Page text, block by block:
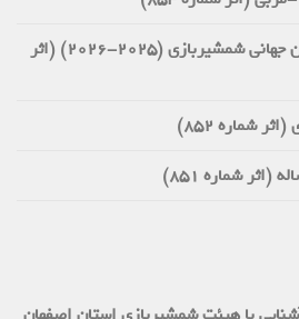
قوانین تکنیکی فدراسیون جهانی شمشیربازی (2025-2026) (اثر
شماره 852)
شماره 851)